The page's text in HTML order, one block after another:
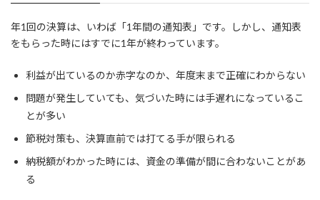
年1回の決算は、いわば「1年間の通知表」です。しかし、通知表
をもらった時にはすでに1年が終わっています。
利益が出ているのか赤字なのか、年度末まで正確にわからない
問題が発生していても、気づいた時には手遅れになっているこ
とが多い
節税対策も、決算直前では打てる手が限られる
納税額がわかった時には、資金の準備が間に合わないことがあ
る